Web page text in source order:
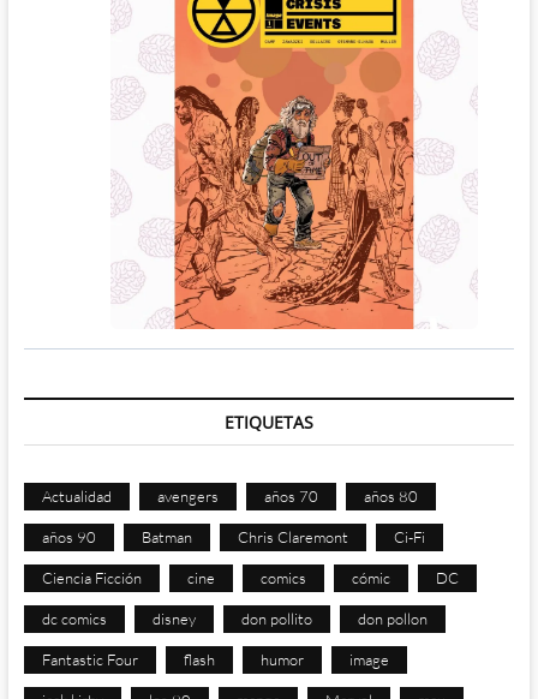
ETIQUETAS
Actualidad avengers años 70 años 80
años 90 Batman Chris Claremont Ci-Fi
Ciencia Ficción cine comics cómic DC
dc comics disney don pollito don pollon
Fantastic Four flash humor image